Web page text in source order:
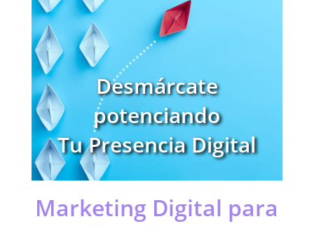
Desmárcate
potenciando
Tu Presencia Digital
Marketing Digital para